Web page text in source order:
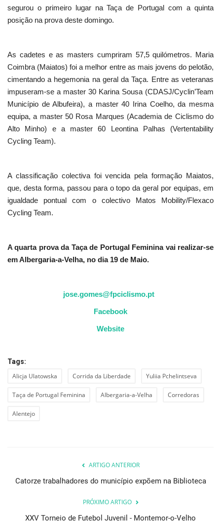
segurou o primeiro lugar na Taça de Portugal com a quinta
posição na prova deste domingo.
As cadetes e as masters cumpriram 57,5 quilómetros. Maria
Coimbra (Maiatos) foi a melhor entre as mais jovens do pelotão,
cimentando a hegemonia na geral da Taça. Entre as veteranas
impuseram-se a master 30 Karina Sousa (CDASJ/Cyclin’Team
Município de Albufeira), a master 40 Irina Coelho, da mesma
equipa, a master 50 Rosa Marques (Academia de Ciclismo do
Alto Minho) e a master 60 Leontina Palhas (Vertentability
Cycling Team).
A classificação colectiva foi vencida pela formação Maiatos,
que, desta forma, passou para o topo da geral por equipas, em
igualdade pontual com o colectivo Matos Mobility/Flexaco
Cycling Team.
A quarta prova da Taça de Portugal Feminina vai realizar-se
em Albergaria-a-Velha, no dia 19 de Maio.
jose.gomes@fpciclismo.pt
Facebook
Website
Tags:
Alicja Ulatowska Corrida da Liberdade Yuliia Pchelintseva
Taça de Portugal Feminina Albergaria-a-Velha Corredoras
Alentejo
ARTIGO ANTERIOR
Catorze trabalhadores do município expõem na Biblioteca
PRÓXIMO ARTIGO
XXV Torneio de Futebol Juvenil - Montemor-o-Velho